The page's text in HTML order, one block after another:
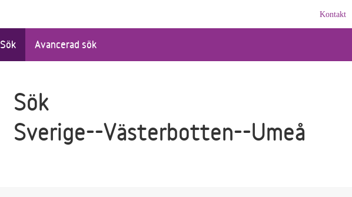
Kontakt
Sök Avancerad sök
Sök
Sverige--Västerbotten--Umeå